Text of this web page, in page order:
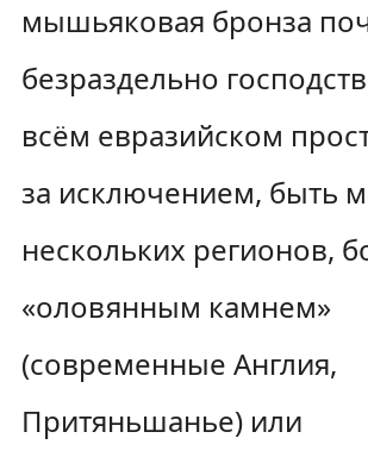
мышьяковая бронза
безраздельно
всём евразийском
за исключением, быть
нескольких регионов,
«оловянным камнем»
(современные Англия,
Притяньшанье) или